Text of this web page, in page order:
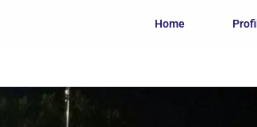
Home Profil